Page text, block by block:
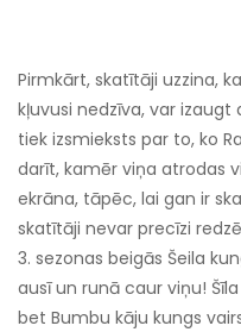
Pirmkārt, skatītāji uzzina,
kļuvusi nedzīva, var
tiek izsmieksts par to, ko
darīt, kamēr viņa atrodas
ekrāna, tāpēc, lai gan ir
skatītāji nevar precīzi
3. sezonas beigās Šeila
ausī un runā caur viņu!
bet Bumbu kāju kungs